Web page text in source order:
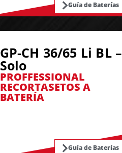
Guía de Baterías
GP-CH 36/65 Li BL –
Solo
PROFFESSIONAL
RECORTASETOS A
BATERÍA
Guía de Baterías